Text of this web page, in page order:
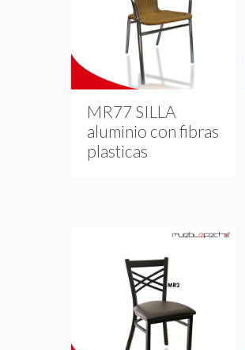
MR77 SILLA
aluminio con fibras
plasticas